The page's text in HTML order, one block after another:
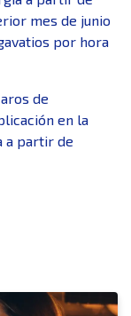
mes de junio
por hora
de
en la
a partir de